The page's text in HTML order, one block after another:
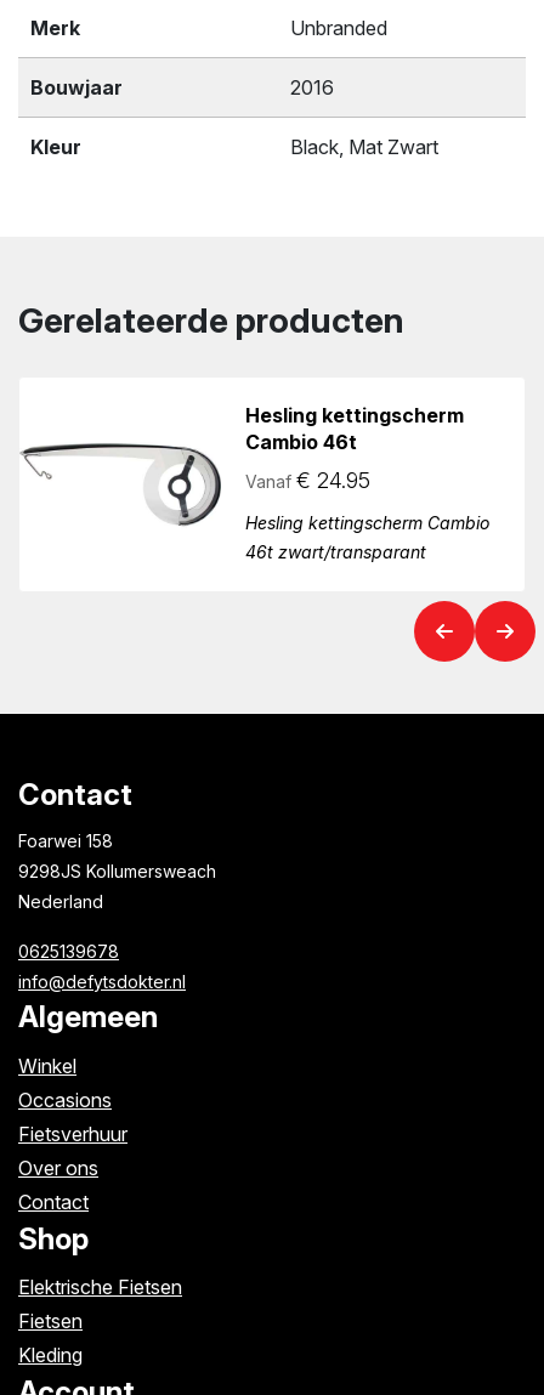
Merk Unbranded
Bouwjaar 2016
Kleur Black, Mat Zwart
Gerelateerde producten
Hesling kettingscherm
Cambio 46t
Vanaf € 24.95
Hesling kettingscherm Cambio
46t zwart/transparant
Contact
Foarwei 158
9298JS Kollumersweach
Nederland
0625139678
info@defytsdokter.nl
Algemeen
Winkel
Occasions
Fietsverhuur
Over ons
Contact
Shop
Elektrische Fietsen
Fietsen
Kleding